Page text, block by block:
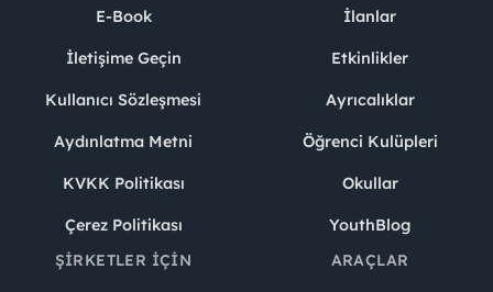
E-Book
İletişime Geçin
Kullanıcı Sözleşmesi
Aydınlatma Metni
KVKK Politikası
Çerez Politikası
İlanlar
Etkinlikler
Ayrıcalıklar
Öğrenci Kulüpleri
Okullar
YouthBlog
ŞIRKETLER İÇIN
ARAÇLAR